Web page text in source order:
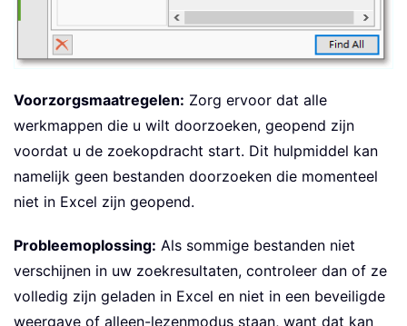
Voorzorgsmaatregelen: Zorg ervoor dat alle
werkmappen die u wilt doorzoeken, geopend zijn
voordat u de zoekopdracht start. Dit hulpmiddel kan
namelijk geen bestanden doorzoeken die momenteel
niet in Excel zijn geopend.
Probleemoplossing: Als sommige bestanden niet
verschijnen in uw zoekresultaten, controleer dan of ze
volledig zijn geladen in Excel en niet in een beveiligde
weergave of alleen-lezenmodus staan, want dat kan